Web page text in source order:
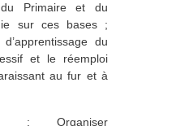
Primaire et du
sur ces bases ;
du
et le réemploi
au fur et à
: Organiser